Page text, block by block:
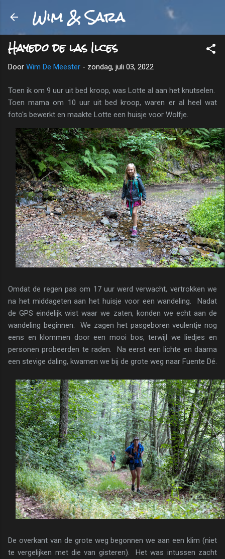
Doorgaan naar hoofdcontent
Wim & Sara
Hayedo de las Ilces
Door Wim De Meester - zondag, juli 03, 2022
Toen ik om 9 uur uit bed kroop, was Lotte al aan het knutselen.
Toen mama om 10 uur uit bed kroop, waren er al heel wat
foto's bewerkt en maakte Lotte een huisje voor Wolfje.
Omdat de regen pas om 17 uur werd verwacht, vertrokken we
na het middageten aan het huisje voor een wandeling. Nadat
de GPS eindelijk wist waar we zaten, konden we echt aan de
wandeling beginnen. We zagen het pasgeboren veulentje nog
eens en klommen door een mooi bos, terwijl we liedjes en
personen probeerden te raden. Na eerst een lichte en daarna
een stevige daling, kwamen we bij de grote weg naar Fuente Dé.
De overkant van de grote weg begonnen we aan een klim (niet
te vergelijken met die van gisteren). Het was intussen zacht